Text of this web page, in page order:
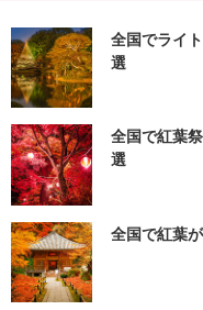
全国でライ
選
全国で紅葉
選
全国で紅葉